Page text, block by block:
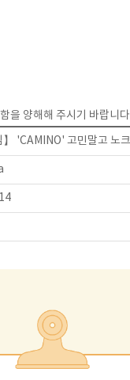
을 양해해 주시기 바랍니
】 'CAMINO' 고민말고 노